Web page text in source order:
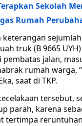
Sekolah
Rumah
keterangan
truk (B 9665
jalan,
rumah warga,
saat di TKP.
tersebut,
parah, karena
tertimpa